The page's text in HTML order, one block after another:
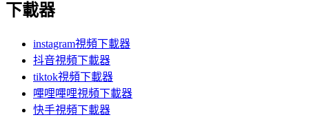
下載器
instagram視頻下載器
抖音視頻下載器
tiktok視頻下載器
嗶哩嗶哩視頻下載器
快手視頻下載器